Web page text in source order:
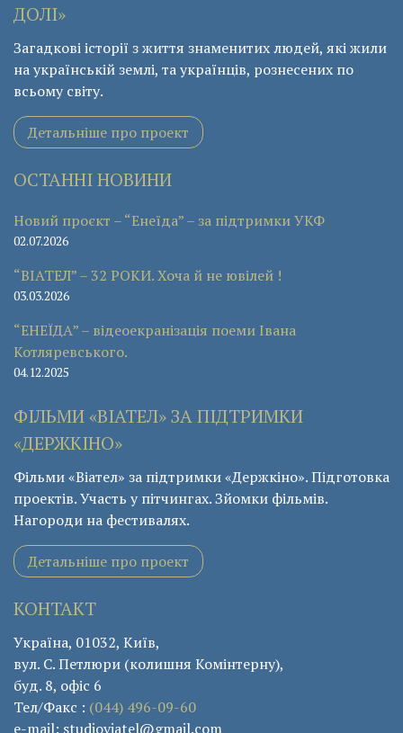
ДОЛІ»
Загадкові історії з життя знаменитих людей, які жили
на українській землі, та українців, рознесених по
всьому світу.
Детальніше про проект
ОСТАННІ НОВИНИ
Новий проєкт – “Енеїда” – за підтримки УКФ
02.07.2026
“ВІАТЕЛ” – 32 РОКИ. Хоча й не ювілей !
03.03.2026
“ЕНЕЇДА” – відеоекранізація поеми Івана
Котляревського.
04.12.2025
ФІЛЬМИ «ВІАТЕЛ» ЗА ПІДТРИМКИ
«ДЕРЖКІНО»
Фільми «Віател» за підтримки «Держкіно». Підготовка
проектів. Участь у пітчингах. Зйомки фільмів.
Нагороди на фестивалях.
Детальніше про проект
КОНТАКТ
Україна, 01032, Київ,
вул. С. Петлюри (колишня Комінтерну),
буд. 8, офіс 6
Тел/Факс : (044) 496-09-60
e-mail: studioviatel@gmail.com